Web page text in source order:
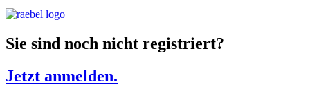
Sie sind noch nicht registriert?
Jetzt anmelden.